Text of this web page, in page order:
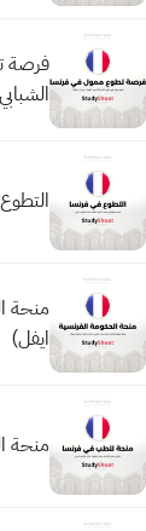
فرصة
منحة
ايفل)
منحة